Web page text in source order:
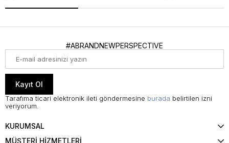
#ABRANDNEWPERSPECTIVE
Kayıt Ol
Tarafıma ticari elektronik ileti göndermesine burada belirtilen izni
veriyorum.
KURUMSAL
MÜŞTERİ HİZMETLERİ